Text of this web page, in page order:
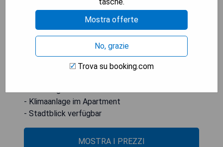
ebenfalls vorhanden. Der Mobile Alabama Cruise
Terminal ist 32 km von der Wohnung entfernt,
während der nächste Flughafen, der Mobile
Regional Airport, 52 km weit weg ist.
- Zentrale Lage in Fairhope
- Klimaanlage im Apartment
- Stadtblick verfügbar
MOSTRA I PREZZI
Mostra offerte
No, grazie
Trova su booking.com